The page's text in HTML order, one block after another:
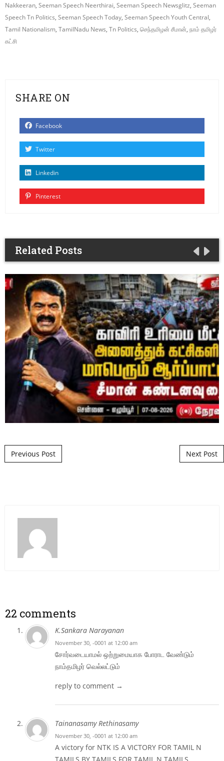
Nakkeeran, Seeman Speech Neerthirai, Seeman Speech Newsglitz, Seeman
Speech Tn Politics, Seeman Speech Today, Seeman Speech Youth Central,
Tamil Nationalism, TamilNadu News, Tn Politics, செந்தமிழன் சீமான், நாம் தமிழர்
கட்சி
SHARE ON
Facebook
Twitter
Linkedin
Pinterest
Related Posts
Post navigation
Previous Post Next Post
22 comments
K.Sankara Narayanan
November 30, -0001 at 12:00 am
சோர்வடையாமல் ஒற்றுமையாக போராட வேண்டும்
நாம்தமிழர் வெல்லட்டும்
reply to comment →
Tainanasamy Rethinasamy
November 30, -0001 at 12:00 am
A victory for NTK IS A VICTORY FOR TAMIL N